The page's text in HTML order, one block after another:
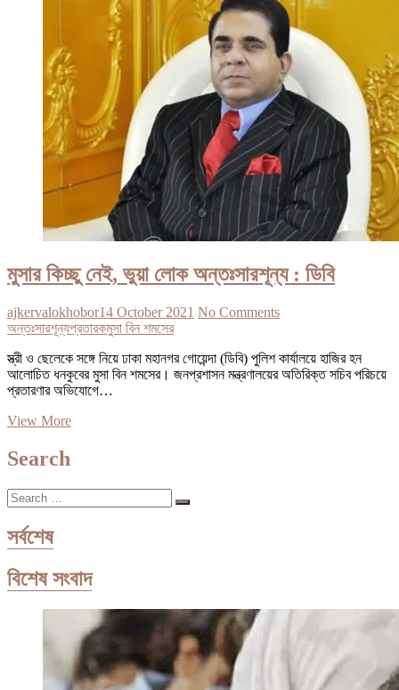
মুসার কিচ্ছু নেই, ভুয়া লোক অন্তঃসারশূন্য : ডিবি
ajkervalokhobor14 October 2021 No Comments
অন্তঃসারশূন্যপ্রতারকমুসা বিন শমসের
স্ত্রী ও ছেলেকে সঙ্গে নিয়ে ঢাকা মহানগর গোয়েন্দা (ডিবি) পুলিশ কার্যালয়ে হাজির হন
আলোচিত ধনকুবের মুসা বিন শমসের। জনপ্রশাসন মন্ত্রণালয়ের অতিরিক্ত সচিব পরিচয়ে
প্রতারণার অভিযোগে…
View Moreমুসার
Search
Search
…
সর্বশেষ
বিশেষ সংবাদ